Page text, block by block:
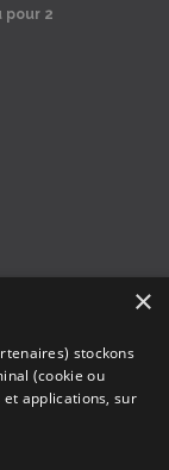
pour 2
du Finistère,
par une charte
hébergements
×
stockons
(cookie ou
applications, sur